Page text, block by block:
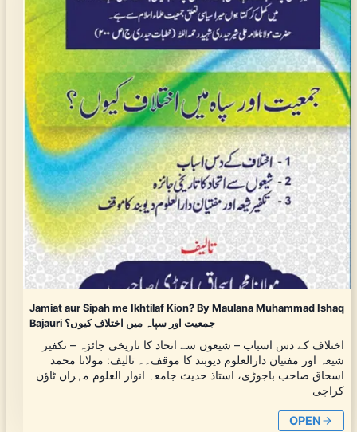
Jamiat aur Sipah me Ikhtilaf Kion? By Maulana Muhammad Ishaq
Bajauri جمعیت اور سپاہ میں اختلاف کیوں؟
اختلاف کے دس اسباب – شیعوں سے اتحاد کا تاریخی جائزہ – تکفیر
شیعہ اور مفتیان دارالعلوم دیوبند کا موقف۔۔ تالیف: مولانا محمد
اسحاق صاحب باجوڑی، استاذ حدیث جامعہ انوار العلوم مہران ٹاؤن
کراچی
OPEN